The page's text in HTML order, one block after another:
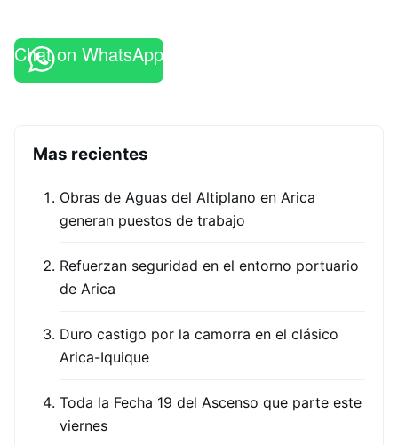
Chat on WhatsApp
Mas recientes
Obras de Aguas del Altiplano en Arica
generan puestos de trabajo
Refuerzan seguridad en el entorno portuario
de Arica
Duro castigo por la camorra en el clásico
Arica-Iquique
Toda la Fecha 19 del Ascenso que parte este
viernes